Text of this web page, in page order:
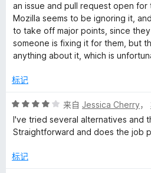
an issue and pull request open for
Mozilla seems to be ignoring it,
to take off major points, since
someone is fixing it for them, but
anything about it, which is
标记
评
分
4
5
来自 Jessica Cherry，
I've tried several alternatives and
Straightforward and does the job
标记